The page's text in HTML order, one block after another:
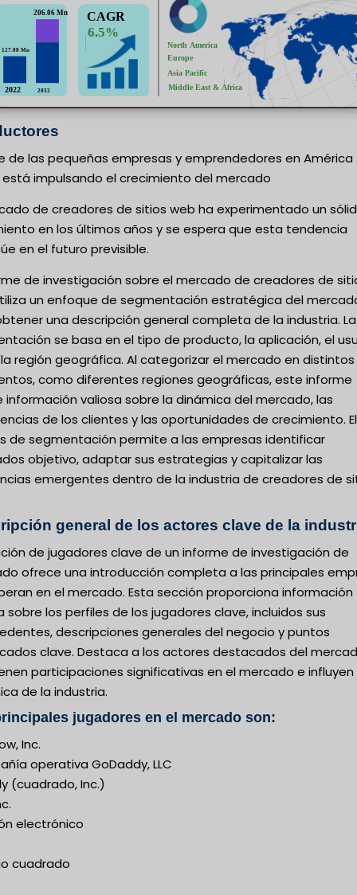
de las pequeñas empresas y emprendedores en América
está impulsando el crecimiento del mercado
de creadores de sitios web ha experimentado un
en los últimos años y se espera que esta tendencia
en el futuro previsible.
de investigación sobre el mercado de creadores de
un enfoque de segmentación estratégica del
una descripción general completa de la industria. La
se basa en el tipo de producto, la aplicación, el
región geográfica. Al categorizar el mercado en distintos
como diferentes regiones geográficas, este informe
información valiosa sobre la dinámica del mercado, las
de los clientes y las oportunidades de crecimiento. El
de segmentación permite a las empresas identificar
objetivo, adaptar sus estrategias y capitalizar las
emergentes dentro de la industria de creadores de
general de los actores clave de la
de jugadores clave de un informe de investigación de
ofrece una introducción completa a las principales
en el mercado. Esta sección proporciona información
sobre los perfiles de los jugadores clave, incluidos sus
descripciones generales del negocio y puntos
clave. Destaca a los actores destacados del
participaciones significativas en el mercado e influyen
de la industria.
jugadores en el mercado son:
Inc.
operativa GoDaddy, LLC
(cuadrado, Inc.)
electrónico
cuadrado